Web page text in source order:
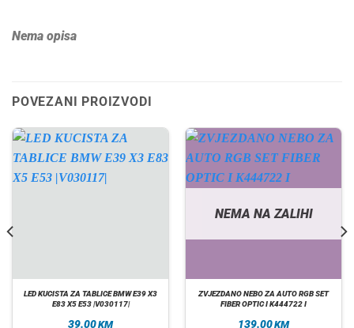
Nema opisa
POVEZANI PROIZVODI
LED KUCISTA ZA TABLICE BMW E39 X3
E83 X5 E53 |V030117|
39.00KM
NEMA NA ZALIHI
ZVJEZDANO NEBO ZA AUTO RGB SET
FIBER OPTIC I K444722 I
139.00KM